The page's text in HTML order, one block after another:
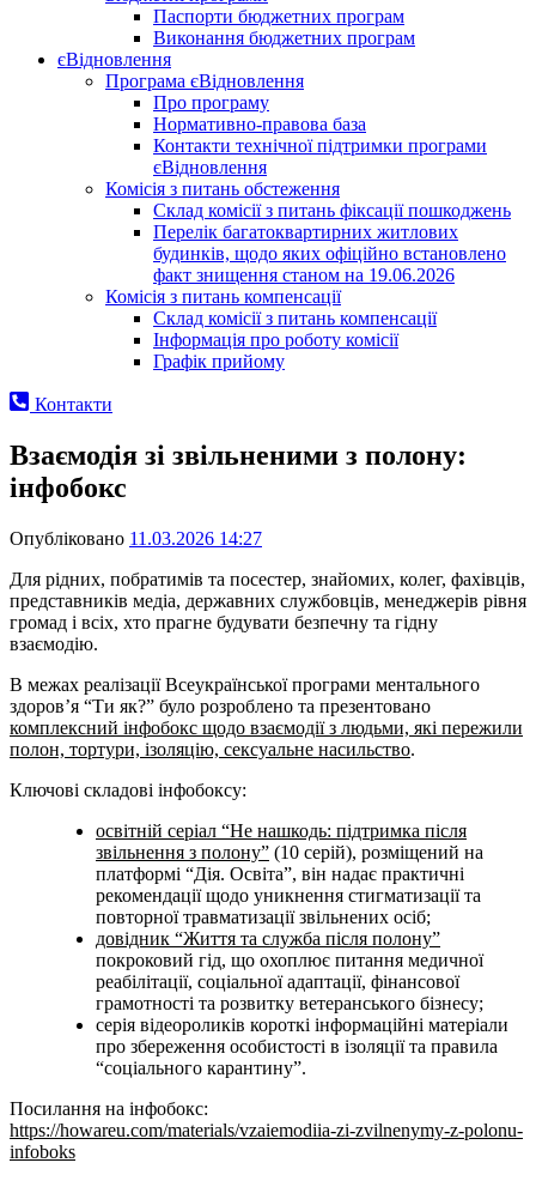
Паспорти бюджетних програм
Виконання бюджетних програм
єВідновлення
Програма єВідновлення
Про програму
Нормативно-правова база
Контакти технічної підтримки програми
єВідновлення
Комісія з питань обстеження
Склад комісії з питань фіксації пошкоджень
Перелік багатоквартирних житлових
будинків, щодо яких офіційно встановлено
факт знищення станом на 19.06.2026
Комісія з питань компенсації
Склад комісії з питань компенсації
Інформація про роботу комісії
Графік прийому
Контакти
Взаємодія зі звільненими з полону:
інфобокс
Опубліковано 11.03.2026 14:27
Для рідних, побратимів та посестер, знайомих, колег, фахівців,
представників медіа, державних службовців, менеджерів рівня
громад і всіх, хто прагне будувати безпечну та гідну
взаємодію.
В межах реалізації Всеукраїнської програми ментального
здоров’я “Ти як?” було розроблено та презентовано
комплексний інфобокс щодо взаємодії з людьми, які пережили
полон, тортури, ізоляцію, сексуальне насильство.
Ключові складові інфобоксу:
освітній серіал “Не нашкодь: підтримка після
звільнення з полону” (10 серій), розміщений на
платформі “Дія. Освіта”, він надає практичні
рекомендації щодо уникнення стигматизації та
повторної травматизації звільнених осіб;
довідник “Життя та служба після полону”
покроковий гід, що охоплює питання медичної
реабілітації, соціальної адаптації, фінансової
грамотності та розвитку ветеранського бізнесу;
серія відеороликів короткі інформаційні матеріали
про збереження особистості в ізоляції та правила
“соціального карантину”.
Посилання на інфобокс:
https://howareu.com/materials/vzaiemodiia-zi-zvilnenymy-z-polonu-
infoboks